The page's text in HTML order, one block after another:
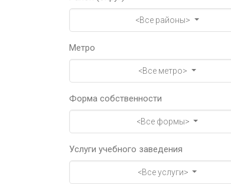
<Все районы>
Метро
<Все метро>
Форма собственности
<Все формы>
Услуги учебного заведения
<Все услуги>